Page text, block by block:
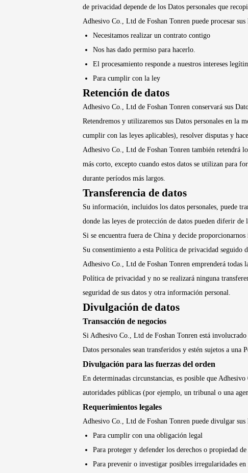
de privacidad depende de los Datos personales que
Adhesivo Co., Ltd de Foshan Tonren puede procesar sus
Necesitamos realizar un contrato contigo
Nos has dado permiso para hacerlo.
El procesamiento responde a nuestros intereses
Para cumplir con la ley
Retención de datos
Adhesivo Co., Ltd de Foshan Tonren conservará sus
Retendremos y utilizaremos sus Datos personales en la
cumplir con las leyes aplicables), resolver disputas y
Adhesivo Co., Ltd de Foshan Tonren también retendrá
más corto, excepto cuando estos datos se utilizan para
durante períodos más largos.
Transferencia de datos
Su información, incluidos los datos personales, puede
donde las leyes de protección de datos pueden diferir de
Si se encuentra fuera de China y decide
Su consentimiento a esta Política de privacidad seguido
Adhesivo Co., Ltd de Foshan Tonren emprenderá todas
Política de privacidad y no se realizará ninguna
seguridad de sus datos y otra información personal.
Divulgación de datos
Transacción de negocios
Si Adhesivo Co., Ltd de Foshan Tonren está
Datos personales sean transferidos y estén sujetos a
Divulgación para las fuerzas del orden
En determinadas circunstancias, es posible que
autoridades públicas (por ejemplo, un tribunal o una
Requerimientos legales
Adhesivo Co., Ltd de Foshan Tonren puede divulgar sus
Para cumplir con una obligación legal
Para proteger y defender los derechos o propiedad
Para prevenir o investigar posibles irregularidades